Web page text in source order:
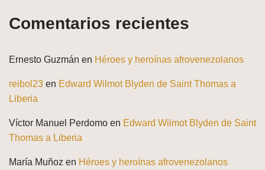
Comentarios recientes
Ernesto Guzmán en Héroes y heroínas afrovenezolanos
reibol23 en Edward Wilmot Blyden de Saint Thomas a
Liberia
Víctor Manuel Perdomo en Edward Wilmot Blyden de Saint
Thomas a Liberia
María Muñoz en Héroes y heroínas afrovenezolanos